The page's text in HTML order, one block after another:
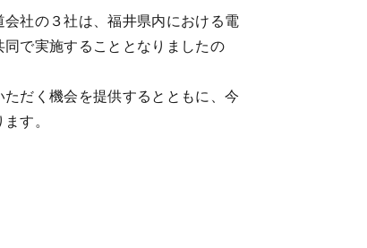
社の３社は、福井県内における電
で実施することとなりましたの
だく機会を提供するとともに、今
す。